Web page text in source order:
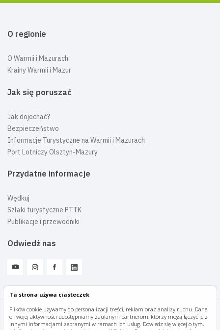
Ta strona używa ciasteczek
Plików cookie używamy do personalizacji treści, reklam oraz analizy ruchu. Dane
o Twojej aktywności udostępniamy zaufanym partnerom, którzy mogą łączyć je z
innymi informacjami zebranymi w ramach ich usług. Dowiedz się więcej o tym,
O regionie
O Warmii i Mazurach
Krainy Warmii i Mazur
Jak się poruszać
Jak dojechać?
Bezpieczeństwo
Informacje Turystyczne na Warmii i Mazurach
Port Lotniczy Olsztyn-Mazury
Przydatne informacje
Wędkuj
Szlaki turystyczne PTTK
Publikacje i przewodniki
Odwiedź nas
Mazury Travel © 2026